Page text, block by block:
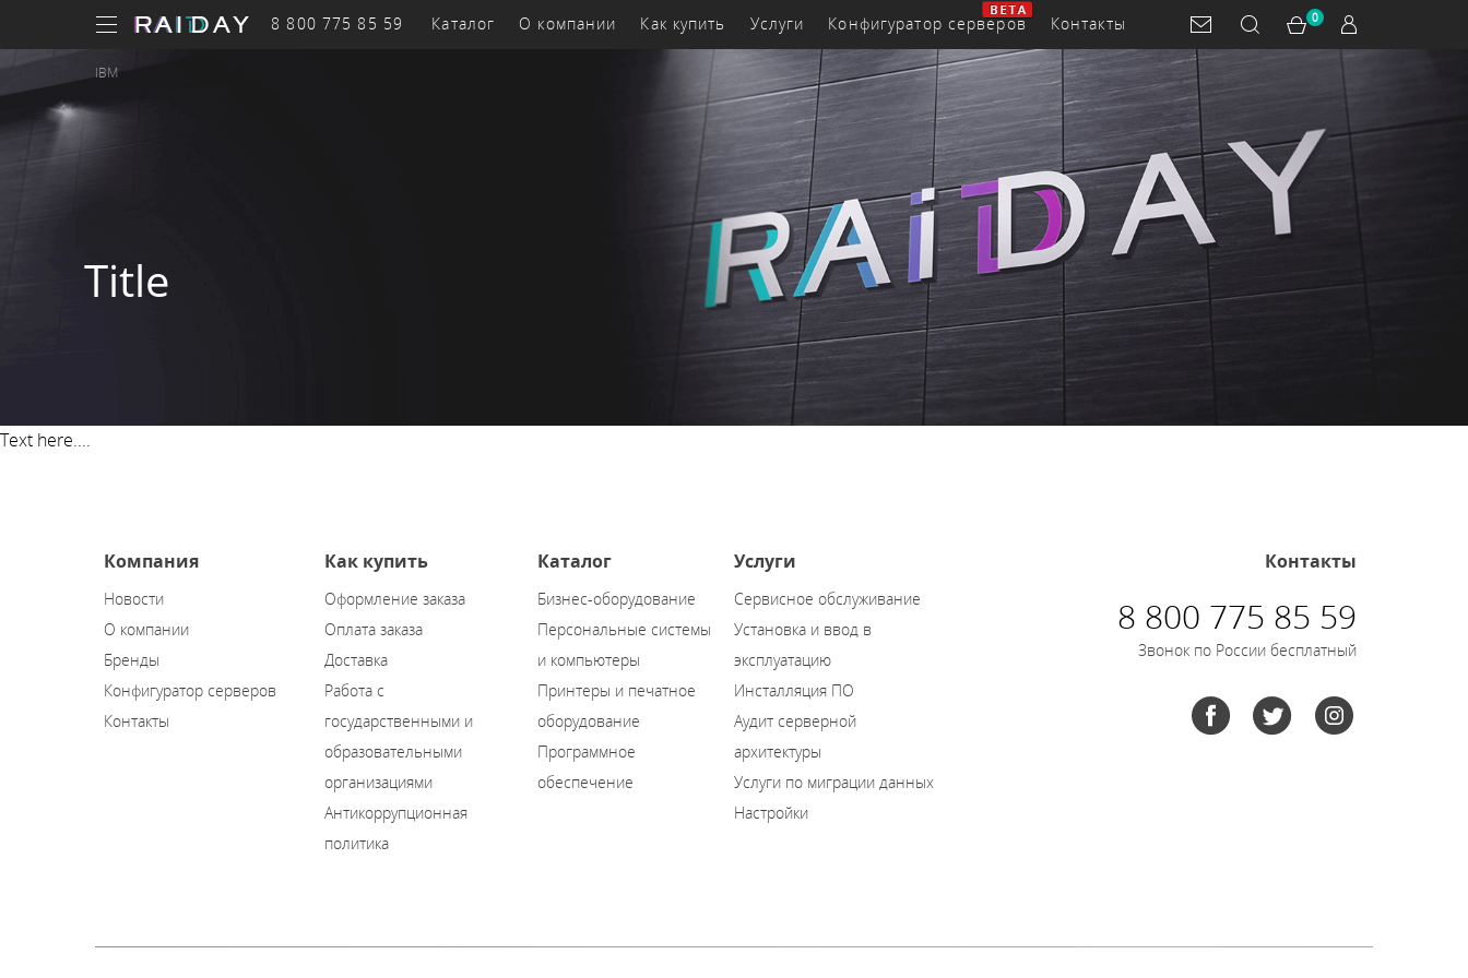
8 800 775 85 59 Каталог
компьютеры и системы
Принтеры и печатное
оборудование
Программное
обеспечение
Источники
питания
Серверные
шкафы
Комплектующие
End-of-line
оборудование
О компании Как купить Услуги Конфигуратор серверов Контакты 0
IBM
Title
Text here....
Компания
Новости
О компании
Бренды
Конфигуратор серверов
Контакты
Как купить
Оформление заказа
Оплата заказа
Доставка
Работа с
государственными и
образовательными
организациями
Антикоррупционная
политика
Каталог
Бизнес-оборудование
Персональные системы
и компьютеры
Принтеры и печатное
оборудование
Программное
обеспечение
Услуги
Сервисное обслуживание
Установка и ввод в
эксплуатацию
Инсталляция ПО
Аудит серверной
архитектуры
Услуги по миграции данных
Настройки
Контакты
8 800 775 85 59
Звонок по России бесплатный